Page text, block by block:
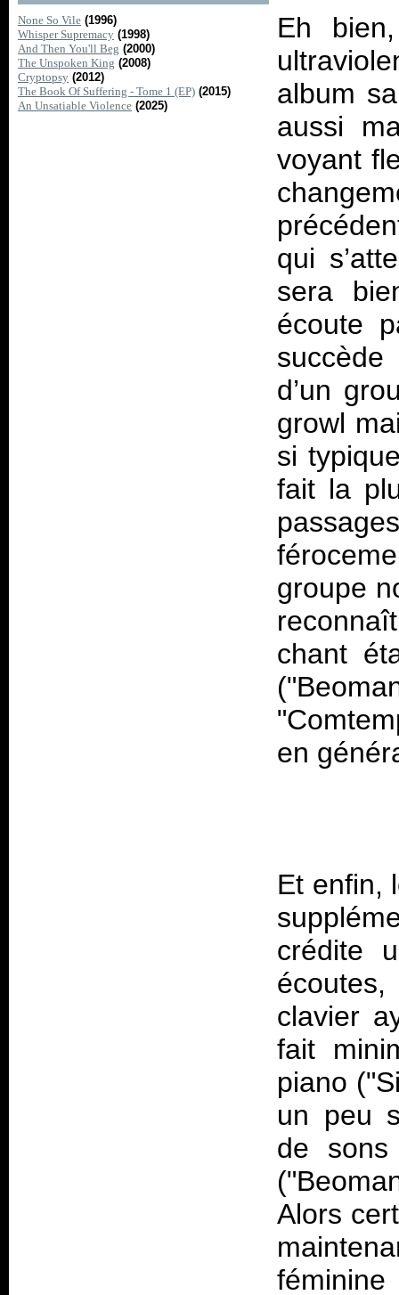
None So Vile (1996)
Whisper Supremacy (1998)
And Then You'll Beg (2000)
The Unspoken King (2008)
Cryptopsy (2012)
The Book Of Suffering - Tome 1 (EP) (2015)
An Unsatiable Violence (2025)
Eh
album
aussi
voyant
qui
sera
écoute
d’un
growl
si
fait la
groupe
chant
en
Et enfin,
crédite
clavier
fait
piano
un peu
de
Alors